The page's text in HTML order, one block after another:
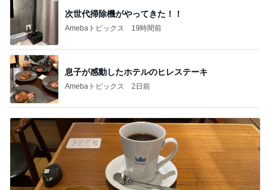
次世代掃除機がやってきた！！
Amebaトピックス 19時間前
息子が感動したホテルのヒレステーキ
Amebaトピックス 2日前